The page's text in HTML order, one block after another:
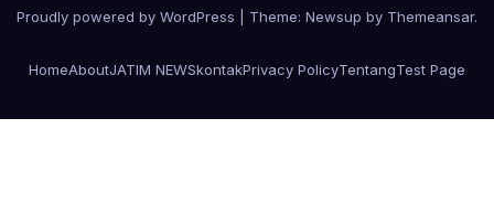
Proudly powered by WordPress Theme: Newsup by Themeansar.
HomeAboutJATIM NEWSkontakPrivacy PolicyTentangTest Page